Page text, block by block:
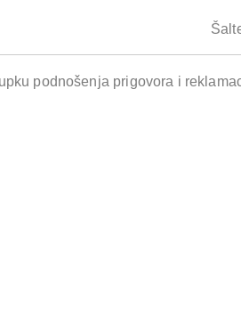
podnošenja prigovora i